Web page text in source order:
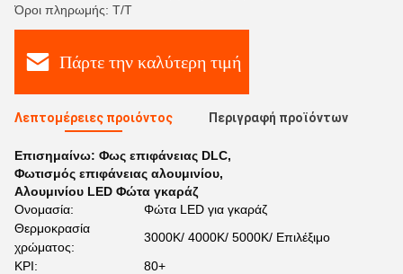
Όροι πληρωμής: Τ/Τ
Πάρτε την καλύτερη τιμή
Λεπτομέρειες προιόντος Περιγραφή προϊόντων
Επισημαίνω: Φως επιφάνειας DLC,
Φωτισμός επιφάνειας αλουμινίου,
Αλουμινίου LED Φώτα γκαράζ
Ονομασία:
Φώτα LED για γκαράζ
Θερμοκρασία
χρώματος:
3000K/ 4000K/ 5000K/ Επιλέξιμο
ΚΡΙ:
80+